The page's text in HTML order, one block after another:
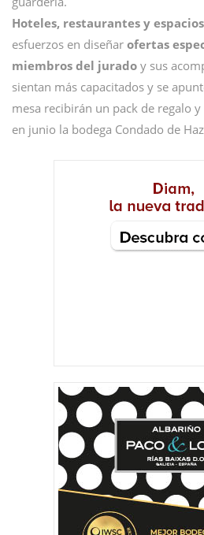
Hoteles, restaurantes y
esfuerzos en diseñar ofertas
miembros del jurado y sus
sientan más capacitados y se
mesa recibirán un pack de regalo
en junio la bodega Condado de